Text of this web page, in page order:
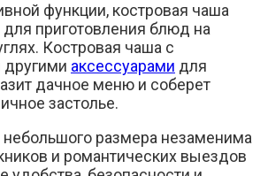
функции, костровая чаша
для приготовления блюд на
Костровая чаша с
другими аксессуарами для
дачное меню и соберет
застолье.
размера незаменима
и романтических выездов